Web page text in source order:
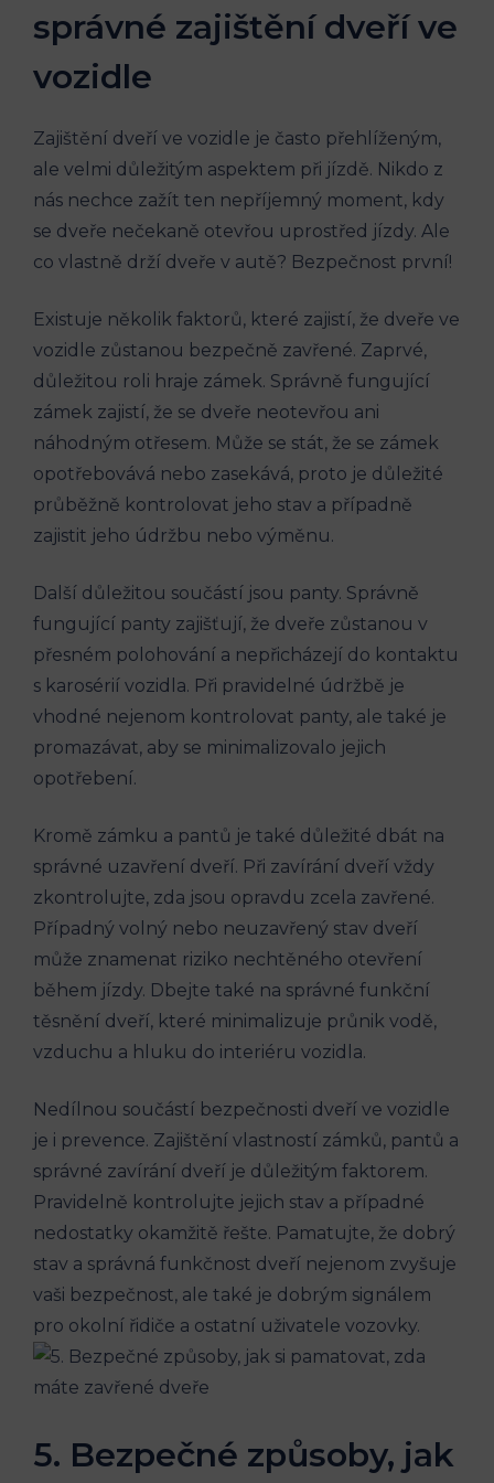
správné zajištění dveří⁤ ve
vozidle
Zajištění dveří ve vozidle je často přehlíženým,
ale velmi důležitým aspektem při jízdě. Nikdo‌ z
nás ⁣nechce​ zažít ten nepříjemný moment, kdy
se dveře nečekaně otevřou uprostřed jízdy. Ale
‍co vlastně‍ drží dveře v autě? Bezpečnost první!
Existuje několik faktorů, které zajistí, že dveře‍ ve
vozidle zůstanou bezpečně zavřené. Zaprvé,
‌důležitou roli hraje zámek. Správně fungující
⁤zámek zajistí, že se dveře neotevřou ani
náhodným ‌otřesem. Může se stát, že se ‍zámek
opotřebovává nebo zasekává, proto je důležité
‌průběžně kontrolovat jeho stav a případně
zajistit jeho⁢ údržbu⁣ nebo výměnu.
Další důležitou součástí jsou panty. Správně
⁢fungující panty zajišťují,⁤ že dveře ‌zůstanou ⁤v
přesném polohování a nepřicházejí‌ do kontaktu
s karosérií ⁢vozidla. Při pravidelné údržbě je
vhodné nejenom kontrolovat panty, ale také je
promazávat, aby se minimalizovalo jejich
opotřebení.
Kromě zámku a pantů je‍ také důležité ‌dbát na
správné uzavření dveří. Při zavírání dveří​ vždy
⁤zkontrolujte, zda jsou opravdu ⁢zcela⁣ zavřené.​
Případný volný nebo neuzavřený stav⁤ dveří
může znamenat riziko nechtěného otevření
během jízdy. ⁤Dbejte také na ⁤správné funkční
těsnění dveří, ⁣které minimalizuje‍ průnik vodě,
‌vzduchu a ⁤hluku do interiéru vozidla.
Nedílnou součástí​ bezpečnosti dveří ve vozidle⁤
je i prevence. Zajištění vlastností zámků, pantů a
správné zavírání​ dveří je důležitým faktorem.
Pravidelně‌ kontrolujte ‌jejich‍ stav a případné
nedostatky okamžitě řešte.⁣ Pamatujte, ​že dobrý
‌stav ⁣a správná funkčnost dveří nejenom ⁣zvyšuje
vaši bezpečnost, ale také​ je dobrým signálem
pro⁤ okolní řidiče a ostatní uživatele vozovky.
5. ‌Bezpečné způsoby, ​jak